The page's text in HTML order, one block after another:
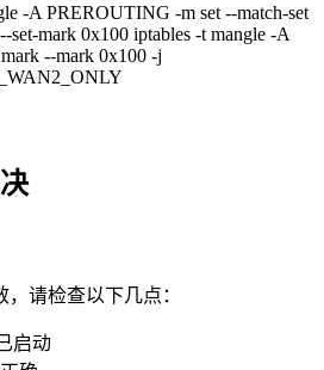
-A PREROUTING -m set --match-set
mark 0x100 iptables -t mangle -A
--mark 0x100 -j
请检查以下几点：
启动